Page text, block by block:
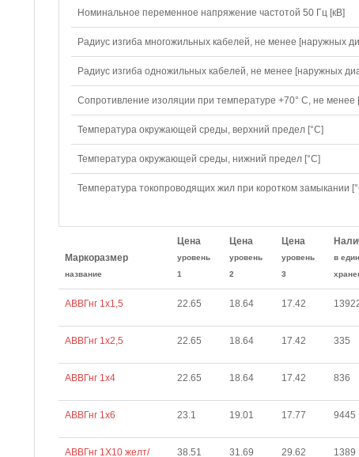
Номинальное переменное напряжение частотой 50 Гц [кВ]
Радиус изгиба многожильных кабелей, не менее [наружных
Радиус изгиба одножильных кабелей, не менее [наружных
Сопротивление изоляции при температуре +70° С, не менее
Температура окружающей среды, верхний предел [°C]
Температура окружающей среды, нижний предел [°C]
Температура токопроводящих жил при коротком замыкании
Маркоразмер
название
Цена
уровень
1
Цена
уровень
2
Цена
уровень
3
в
АВВГнг 1х1,5 22.65 18.64 17.42
АВВГнг 1х2,5 22.65 18.64 17.42 335
АВВГнг 1х4 22.65 18.64 17.42 836
АВВГнг 1х6 23.1 19.01 17.77 9445
АВВГнг 1Х10 желт/
38.51 31.69 29.62 1389